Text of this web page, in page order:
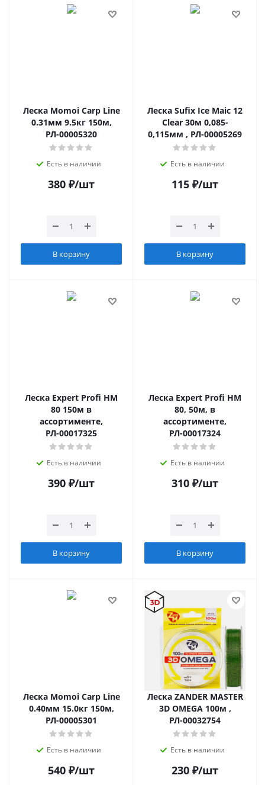
Леска Momoi Carp Line
0.31мм 9.5кг 150м,
РЛ-00005320
Есть в наличии
380 ₽/шт
В корзину
Леска Sufix Ice Maic 12
Clear 30м 0,085-
0,115мм , РЛ-00005269
Есть в наличии
115 ₽/шт
В корзину
Леска Expert Profi HM
80 150м в
ассортименте,
РЛ-00017325
Есть в наличии
390 ₽/шт
В корзину
Леска Expert Profi HM
80, 50м, в
ассортименте,
РЛ-00017324
Есть в наличии
310 ₽/шт
В корзину
Леска Momoi Carp Line
0.40мм 15.0кг 150м,
РЛ-00005301
Есть в наличии
540 ₽/шт
Леска ZANDER MASTER
3D OMEGA 100м ,
РЛ-00032754
Есть в наличии
230 ₽/шт